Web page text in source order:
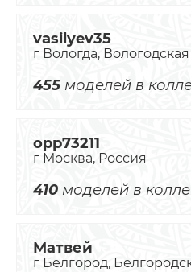
vasilyev35
г Вологда,
455 моделей в
opp73211
г Москва, Россия
410 моделей в
Матвей
г Белгород,